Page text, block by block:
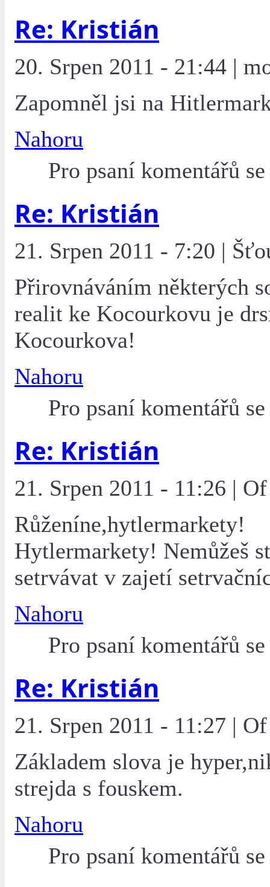
Re: Kristián
20. Srpen 2011 - 21:44 |
Zapomněl jsi na
Nahoru
Pro psaní komentářů
Re: Kristián
21. Srpen 2011 - 7:20 |
Přirovnáváním některých
realit ke Kocourkovu je
Kocourkova!
Nahoru
Pro psaní komentářů
Re: Kristián
21. Srpen 2011 - 11:26 |
Růženíne,hytlermarkety!
Hytlermarkety! Nemůžeš
setrvávat v zajetí
Nahoru
Pro psaní komentářů
Re: Kristián
21. Srpen 2011 - 11:27 |
Základem slova je
strejda s fouskem.
Nahoru
Pro psaní komentářů